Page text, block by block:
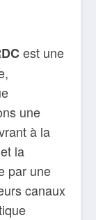
est une
une
à la
la
par une
canaux